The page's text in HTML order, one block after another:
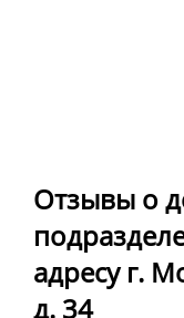
Отзывы о
адресу г.
д. 34